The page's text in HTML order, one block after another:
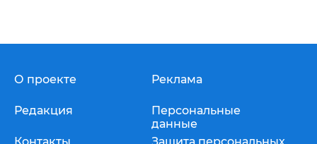
О проекте
Редакция
Реклама
Персональные
данные